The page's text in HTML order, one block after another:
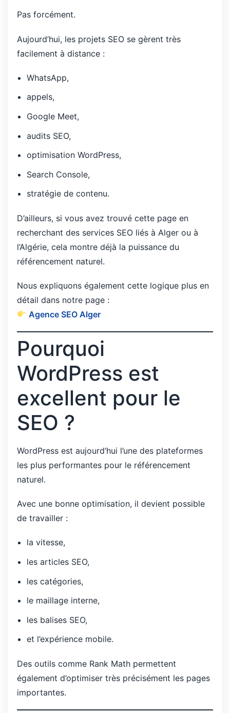
Pas forcément.
Aujourd’hui, les projets SEO se gèrent très
facilement à distance :
WhatsApp,
appels,
Google Meet,
audits SEO,
optimisation WordPress,
Search Console,
stratégie de contenu.
D’ailleurs, si vous avez trouvé cette page en
recherchant des services SEO liés à Alger ou à
l’Algérie, cela montre déjà la puissance du
référencement naturel.
Nous expliquons également cette logique plus en
détail dans notre page :
Agence SEO Alger
Pourquoi
WordPress est
excellent pour le
SEO ?
WordPress est aujourd’hui l’une des plateformes
les plus performantes pour le référencement
naturel.
Avec une bonne optimisation, il devient possible
de travailler :
la vitesse,
les articles SEO,
les catégories,
le maillage interne,
les balises SEO,
et l’expérience mobile.
Des outils comme Rank Math permettent
également d’optimiser très précisément les pages
importantes.